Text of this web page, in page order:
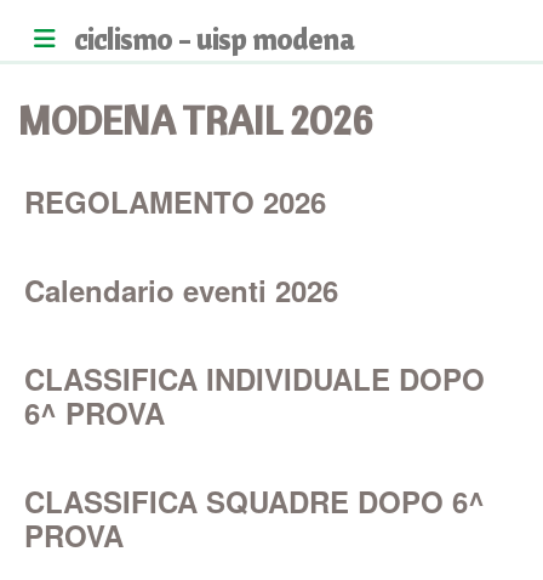
ciclismo - uisp modena
MODENA TRAIL 2026
REGOLAMENTO 2026
Calendario eventi 2026
CLASSIFICA INDIVIDUALE DOPO
6^ PROVA
CLASSIFICA SQUADRE DOPO 6^
PROVA